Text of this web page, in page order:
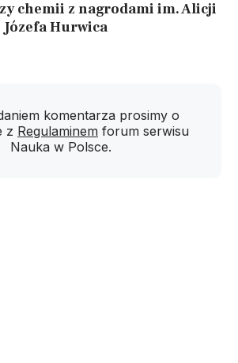
chemii z nagrodami im. Alicji
Hurwica
komentarza prosimy o
z Regulaminem forum serwisu
Nauka w Polsce.